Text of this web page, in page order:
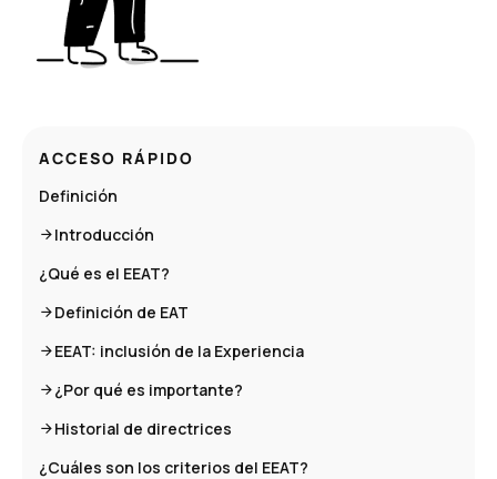
ACCESO RÁPIDO
Definición
Introducción
¿Qué es el EEAT?
Definición de EAT
EEAT: inclusión de la Experiencia
¿Por qué es importante?
Historial de directrices
¿Cuáles son los criterios del EEAT?